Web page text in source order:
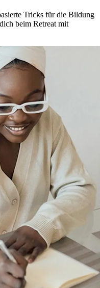
Tricks für die Bildung
beim Retreat mit